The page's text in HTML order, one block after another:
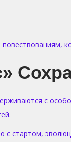
с
с стартом,